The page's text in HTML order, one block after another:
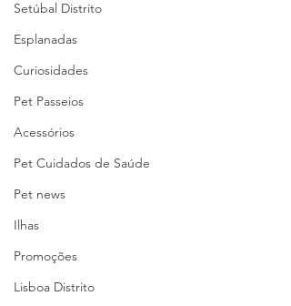
Setúbal Distrito
Esplanadas
Curiosidades
Pet Passeios
Acessórios
Pet Cuidados de Saúde
Pet news
Ilhas
Promoções
Lisboa Distrito